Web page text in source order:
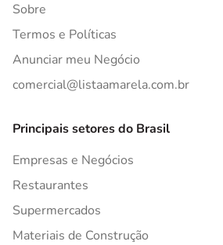
Sobre
Termos e Políticas
Anunciar meu Negócio
comercial@listaamarela.com.br
Principais setores do Brasil
Empresas e Negócios
Restaurantes
Supermercados
Materiais de Construção